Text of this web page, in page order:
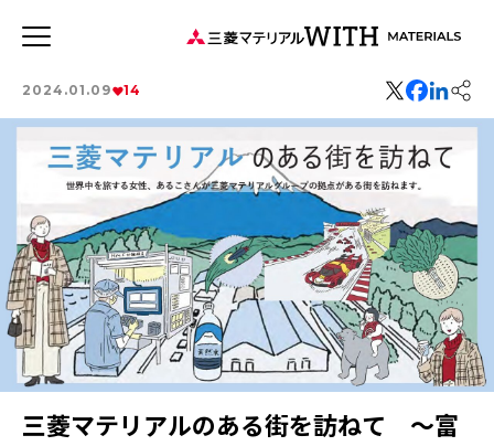
JP
タグから探す
特集：世界のものづくりの力になる 事業
健康経営
特集：可能性の素材「タングステン」を世界へ
特集：循環に価値を。
社会をつくる素材の力
価値観
森とマテリアル
三菱マテリアルのある街を訪ねて
安全への取り組み
ソザイのヒミツ
特集：自動車・半導体の進化を担う
特集：地熱発電への挑戦
2024.01.09 14
三菱マテリアルのある街を訪ねて 〜富